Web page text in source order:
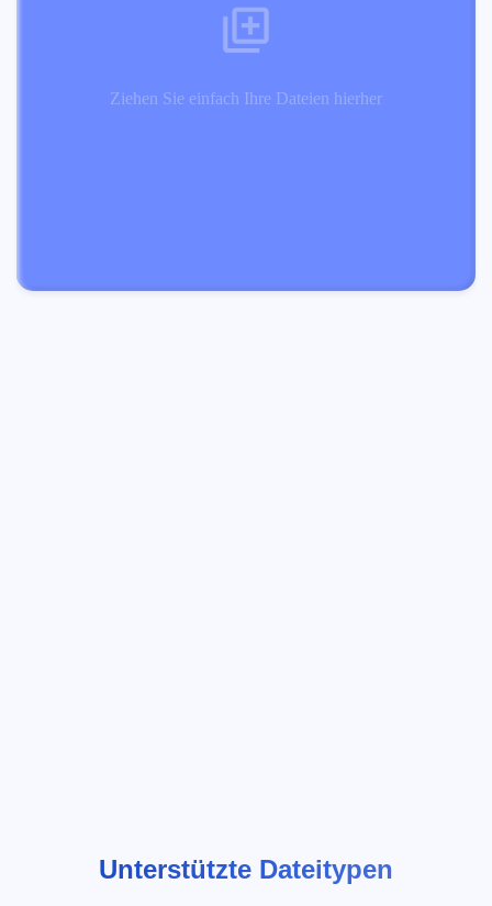
Ziehen Sie einfach Ihre Dateien hierher
Unterstützte Dateitypen